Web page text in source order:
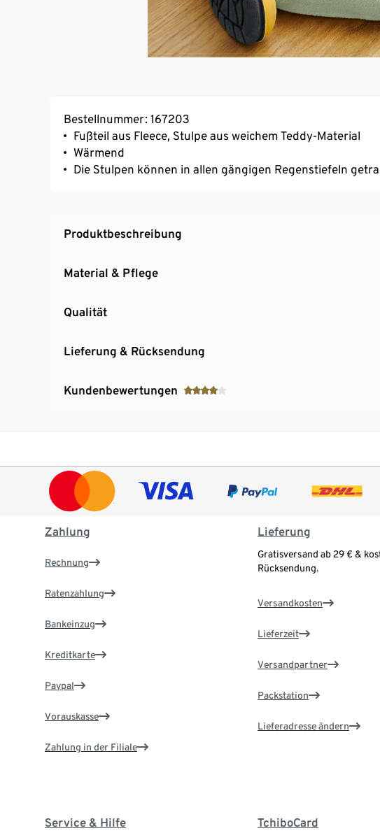
Bestellnummer: 167203
Fußteil aus Fleece, Stulpe aus weichem Teddy-Material
Wärmend
Die Stulpen können in allen gängigen Regenstiefeln
Produktbeschreibung
Material & Pflege
Qualität
Lieferung & Rücksendung
Kundenbewertungen
Zahlung
Rechnung
Ratenzahlung
Bankeinzug
Kreditkarte
Paypal
Vorauskasse
Zahlung in der Filiale
Lieferung
Gratisversand ab 29 € &
Rücksendung.
Versandkosten
Lieferzeit
Versandpartner
Packstation
Lieferadresse ändern
Service & Hilfe TchiboCard